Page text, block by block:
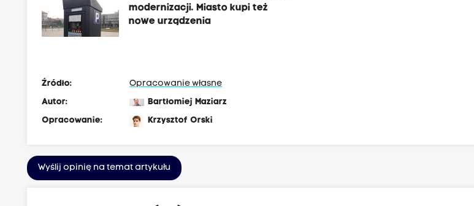
modernizacji. Miasto kupi też
nowe urządzenia
Źródło:
Opracowanie własne
Autor:
Bartłomiej Maziarz
Opracowanie:
Krzysztof Orski
Wyślij opinię na temat artykułu